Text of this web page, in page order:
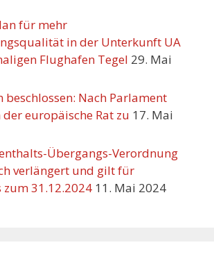
für mehr
in der Unterkunft UA
Flughafen Tegel 29. Mai
beschlossen: Nach Parlament
europäische Rat zu 17. Mai
Übergangs-Verordnung
verlängert und gilt für
zum 31.12.2024 11. Mai 2024